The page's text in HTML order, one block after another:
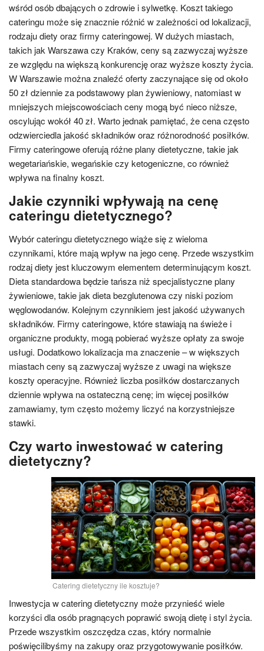
wśród osób dbających o zdrowie i sylwetkę. Koszt takiego
cateringu może się znacznie różnić w zależności od lokalizacji,
rodzaju diety oraz firmy cateringowej. W dużych miastach,
takich jak Warszawa czy Kraków, ceny są zazwyczaj wyższe
ze względu na większą konkurencję oraz wyższe koszty życia.
W Warszawie można znaleźć oferty zaczynające się od około
50 zł dziennie za podstawowy plan żywieniowy, natomiast w
mniejszych miejscowościach ceny mogą być nieco niższe,
oscylując wokół 40 zł. Warto jednak pamiętać, że cena często
odzwierciedla jakość składników oraz różnorodność posiłków.
Firmy cateringowe oferują różne plany dietetyczne, takie jak
wegetariańskie, wegańskie czy ketogeniczne, co również
wpływa na finalny koszt.
Jakie czynniki wpływają na cenę
cateringu dietetycznego?
Wybór cateringu dietetycznego wiąże się z wieloma
czynnikami, które mają wpływ na jego cenę. Przede wszystkim
rodzaj diety jest kluczowym elementem determinującym koszt.
Dieta standardowa będzie tańsza niż specjalistyczne plany
żywieniowe, takie jak dieta bezglutenowa czy niski poziom
węglowodanów. Kolejnym czynnikiem jest jakość używanych
składników. Firmy cateringowe, które stawiają na świeże i
organiczne produkty, mogą pobierać wyższe opłaty za swoje
usługi. Dodatkowo lokalizacja ma znaczenie – w większych
miastach ceny są zazwyczaj wyższe z uwagi na większe
koszty operacyjne. Również liczba posiłków dostarczanych
dziennie wpływa na ostateczną cenę; im więcej posiłków
zamawiamy, tym często możemy liczyć na korzystniejsze
stawki.
Czy warto inwestować w catering
dietetyczny?
Catering dietetyczny ile kosztuje?
Inwestycja w catering dietetyczny może przynieść wiele
korzyści dla osób pragnących poprawić swoją dietę i styl życia.
Przede wszystkim oszczędza czas, który normalnie
poświęcilibyśmy na zakupy oraz przygotowywanie posiłków.